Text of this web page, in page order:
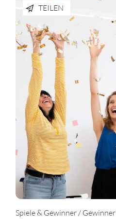
TEILEN
Spiele & Gewinner / Gewinner